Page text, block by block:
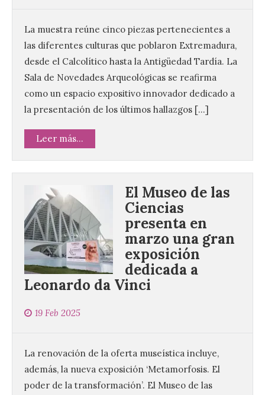
La muestra reúne cinco piezas pertenecientes a
las diferentes culturas que poblaron Extremadura,
desde el Calcolítico hasta la Antigüedad Tardía. La
Sala de Novedades Arqueológicas se reafirma
como un espacio expositivo innovador dedicado a
la presentación de los últimos hallazgos […]
Leer más...
El Museo de las
Ciencias
presenta en
marzo una gran
exposición
dedicada a
Leonardo da Vinci
19 Feb 2025
La renovación de la oferta museística incluye,
además, la nueva exposición ‘Metamorfosis. El
poder de la transformación’. El Museo de las